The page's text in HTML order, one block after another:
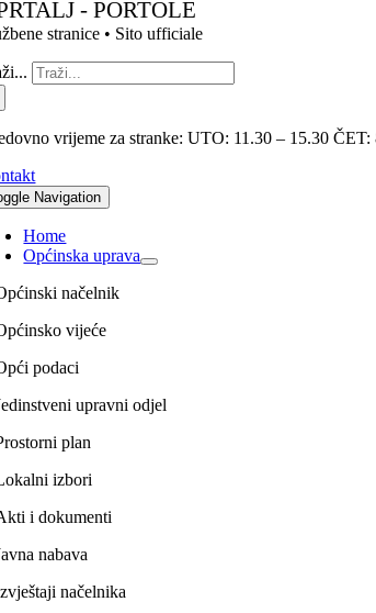
- PORTOLE
stranice • Sito ufficiale
vrijeme za stranke: UTO: 11.30 – 15.30 ČET:
Navigation
Home
Općinska uprava
načelnik
vijeće
podaci
upravni odjel
plan
izbori
i dokumenti
nabava
načelnika